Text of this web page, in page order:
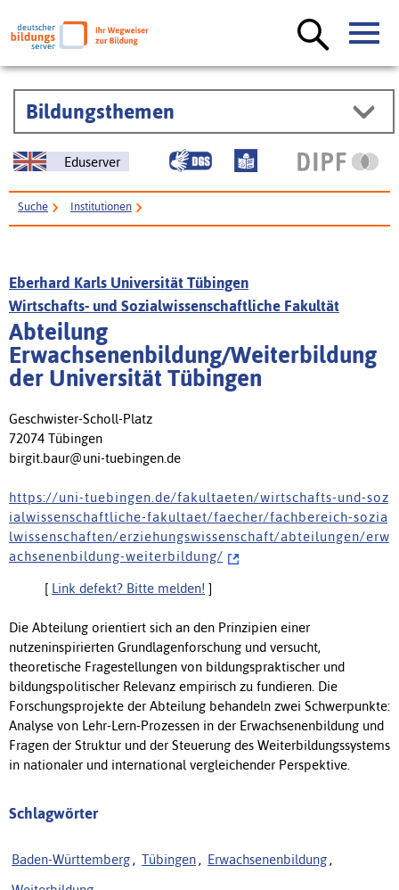
Bildungsthemen
Eduserver
Suche Institutionen
Eberhard Karls Universität Tübingen
Wirtschafts- und Sozialwissenschaftliche Fakultät
Abteilung
Erwachsenenbildung/Weiterbildung
der Universität Tübingen
Geschwister-Scholl-Platz
72074 Tübingen
birgit.baur@uni-tuebingen.de
h t t p s : / / u n i - t u e b i n g e n . d e / f a k u l t a e t e n / w i r t s c h a f t s - u n d - s o z
i a l w i s s e n s c h a f t l i c h e - f a k u l t a e t / f a e c h e r / f a c h b e r e i c h - s o z i a
l w i s s e n s c h a f t e n / e r z i e h u n g s w i s s e n s c h a f t / a b t e i l u n g e n / e r w
a c h s e n e n b i l d u n g - w e i t e r b i l d u n g /
[ Link defekt? Bitte melden! ]
Die Abteilung orientiert sich an den Prinzipien einer
nutzeninspirierten Grundlagenforschung und versucht,
theoretische Fragestellungen von bildungspraktischer und
bildungspolitischer Relevanz empirisch zu fundieren. Die
Forschungsprojekte der Abteilung behandeln zwei Schwerpunkte:
Analyse von Lehr-Lern-Prozessen in der Erwachsenenbildung und
Fragen der Struktur und der Steuerung des Weiterbildungssystems
in nationaler und international vergleichender Perspektive.
Schlagwörter
Baden-Württemberg , Tübingen , Erwachsenenbildung ,